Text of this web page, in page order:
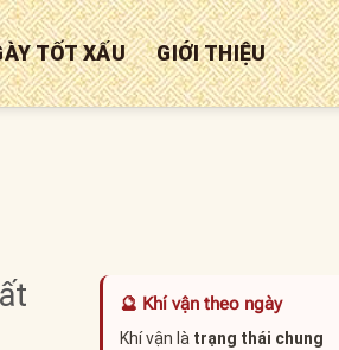
TỐT XẤU GIỚI THIỆU
🔮 Khí vận theo ngày
Khí vận là trạng thái chung